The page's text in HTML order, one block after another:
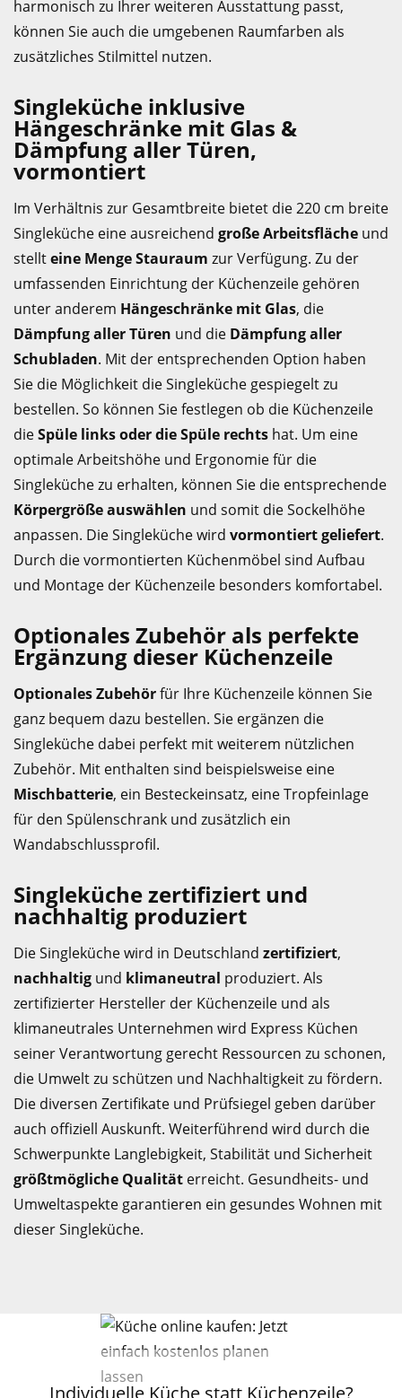
harmonisch zu Ihrer weiteren Ausstattung passt,
können Sie auch die umgebenen Raumfarben als
zusätzliches Stilmittel nutzen.
Singleküche inklusive
Hängeschränke mit Glas &
Dämpfung aller Türen,
vormontiert
Im Verhältnis zur Gesamtbreite bietet die 220 cm breite
Singleküche eine ausreichend große Arbeitsfläche und
stellteine Menge Stauraum zur Verfügung. Zu der
umfassenden Einrichtung der Küchenzeile gehören
unter anderem Hängeschränke mit Glas, die
Dämpfung aller Türen und die Dämpfung aller
Schubladen. Mit der entsprechenden Option haben
Sie die Möglichkeit die Singleküche gespiegelt zu
bestellen. So können Sie festlegen ob die Küchenzeile
dieSpüle links oder die Spüle rechts hat. Um eine
optimale Arbeitshöhe und Ergonomie für die
Singleküche zu erhalten, können Sie die entsprechende
Körpergröße auswählen und somit die Sockelhöhe
anpassen. Die Singleküche wird vormontiert geliefert.
Durch die vormontierten Küchenmöbel sind Aufbau
und Montage der Küchenzeile besonders komfortabel.
Optionales Zubehör als perfekte
Ergänzung dieser Küchenzeile
Optionales Zubehörfür Ihre Küchenzeile können Sie
ganz bequem dazu bestellen. Sie ergänzen die
Singleküche dabei perfekt mit weiterem nützlichen
Zubehör. Mit enthalten sind beispielsweise eine
Mischbatterie, ein Besteckeinsatz, eine Tropfeinlage
für den Spülenschrank und zusätzlich ein
Wandabschlussprofil.
Singleküche zertifiziert und
nachhaltig produziert
Die Singleküche wird in Deutschland zertifiziert,
nachhaltig und klimaneutral produziert. Als
zertifizierter Hersteller der Küchenzeile und als
klimaneutrales Unternehmen wird Express Küchen
seiner Verantwortung gerecht Ressourcen zu schonen,
die Umwelt zu schützen und Nachhaltigkeit zu fördern.
Die diversen Zertifikate und Prüfsiegel geben darüber
auch offiziell Auskunft. Weiterführend wird durch die
Schwerpunkte Langlebigkeit, Stabilität und Sicherheit
größtmögliche Qualität erreicht. Gesundheits- und
Umweltaspekte garantieren ein gesundes Wohnen mit
dieser Singleküche.
Individuelle Küche statt Küchenzeile?